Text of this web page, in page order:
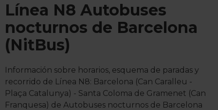
Línea N8 Autobuses
nocturnos de Barcelona
(NitBus)
Información sobre horarios, esquema de paradas y
recorrido de Línea N8: Barcelona (Can Caralleu -
Plaça Catalunya) - Santa Coloma de Gramenet (Can
Franquesa) de Autobuses nocturnos de Barcelona